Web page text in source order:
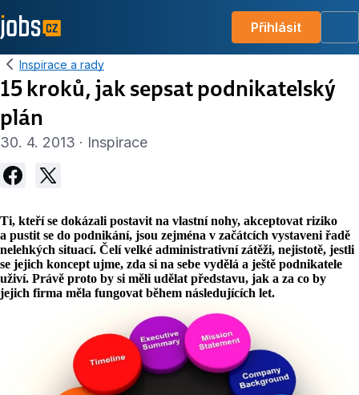
Přihlásit
Inspirace a rady
15 kroků, jak sepsat podnikatelský
plán
30. 4. 2013 · Inspirace
Ti, kteří se dokázali postavit na vlastní nohy, akceptovat riziko
a pustit se do podnikání, jsou zejména v začátcích vystaveni řadě
nelehkých situací. Čelí velké administrativní zátěži, nejistotě, jestli
se jejich koncept ujme, zda si na sebe vydělá a ještě podnikatele
uživí. Právě proto by si měli udělat představu, jak a za co by
jejich firma měla fungovat během následujících let.